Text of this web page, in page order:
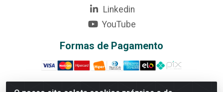
Linkedin
YouTube
Formas de Pagamento